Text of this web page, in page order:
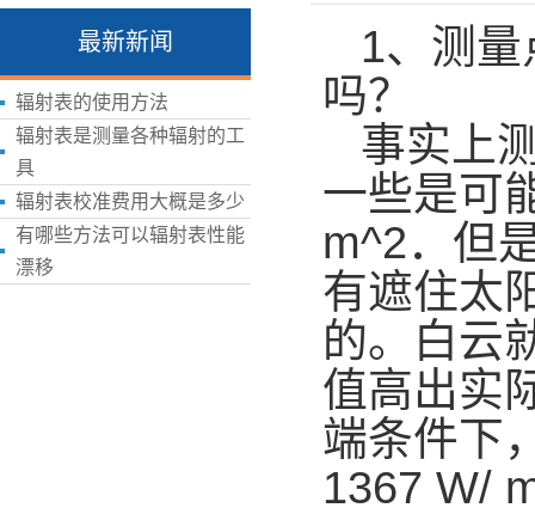
最新新闻
辐射表的使用方法
辐射表是测量各种辐射的工
具
辐射表校准费用大概是多少
有哪些方法可以辐射表性能
漂移
1、测
吗？
事实上
一些是可
m^2．但
有遮住太
的。白云
值高出实
端条件下
1367 W/